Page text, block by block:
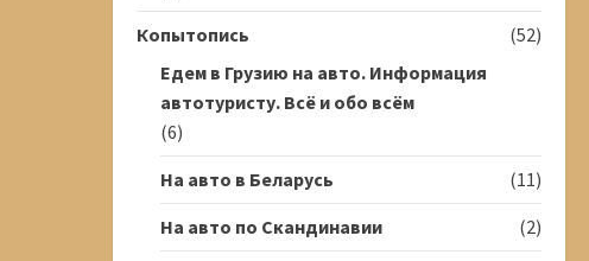
Копытопись
(52)
Едем в Грузию на авто. Информация
автотуристу. Всё и обо всём
(6)
На авто в Беларусь
(11)
На авто по Скандинавии
(2)